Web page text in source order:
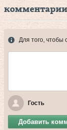
комментарии
Для того, чтобы
Гость
Добавить